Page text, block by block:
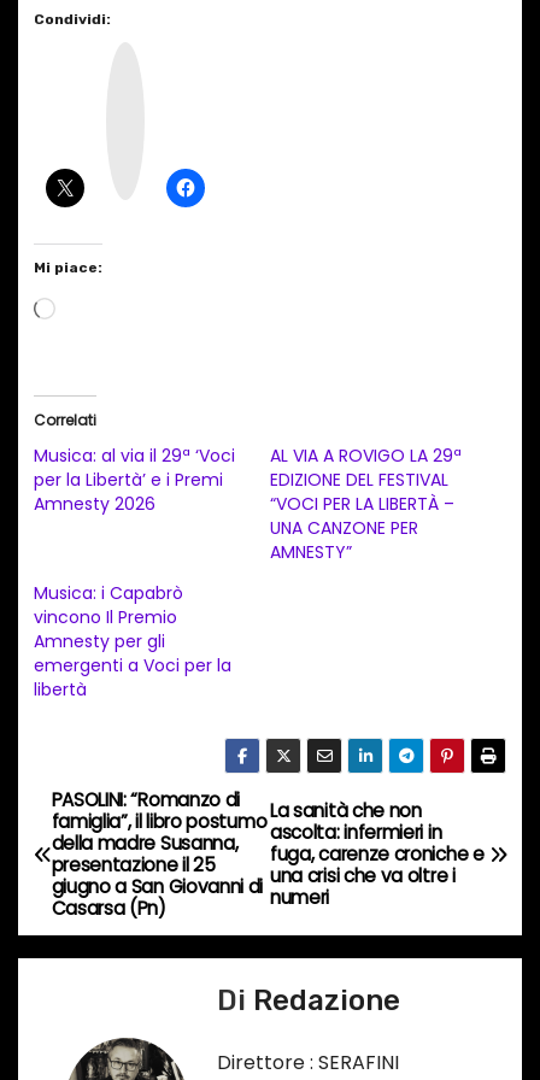
Condividi:
Mi piace:
C
a
m
t
o
i
r
s
o
…
Correlati
Musica: al via il 29ª ‘Voci
per la Libertà’ e i Premi
Amnesty 2026
AL VIA A ROVIGO LA 29ª
EDIZIONE DEL FESTIVAL
“VOCI PER LA LIBERTÀ –
UNA CANZONE PER
AMNESTY”
Musica: i Capabrò
vincono Il Premio
Amnesty per gli
emergenti a Voci per la
libertà
N
a
v
i
La sanità che non
ascolta: infermieri in
fuga, carenze croniche e
una crisi che va oltre i
numeri
PASOLINI: “Romanzo di
famiglia”, il libro postumo
della madre Susanna,
presentazione il 25
giugno a San Giovanni di
Casarsa (Pn)
Di Redazione
Direttore : SERAFINI